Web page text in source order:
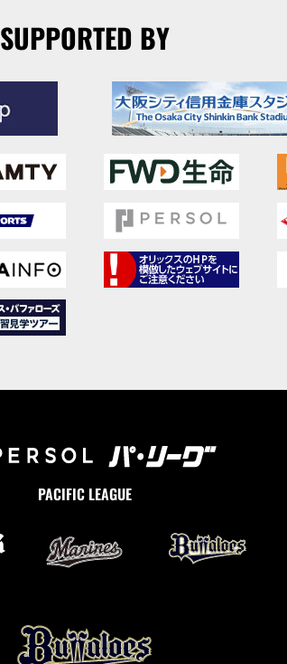
SUPPORTED BY
PACIFIC LEAGUE